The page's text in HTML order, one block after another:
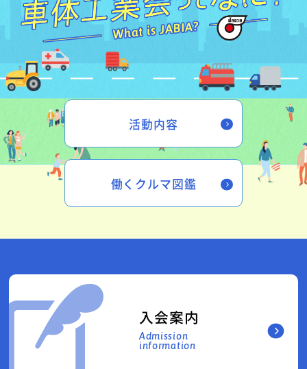
活動内容
働くクルマ図鑑
入会案内
Admission
information